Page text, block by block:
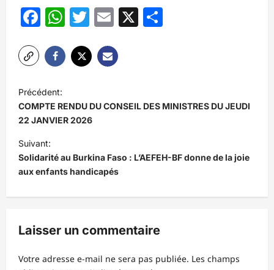
Facebook
WhatsApp
Twitter
Email
X
N
a
v
i
g
a
t
o
n
Précédent:
COMPTE RENDU DU CONSEIL DES MINISTRES DU JEUDI
22 JANVIER 2026
Suivant:
Solidarité au Burkina Faso : L’AEFEH-BF donne de la joie
aux enfants handicapés
Laisser un commentaire
Votre adresse e-mail ne sera pas publiée. Les champs